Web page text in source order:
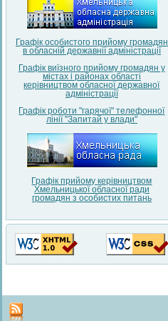
Графік особистого прийому громадян
в обласній державнії адміністрації
Графік виїзного прийому громадян у
містах і районах області
керівництвом обласної державної
адміністрації
Графік роботи "гарячої" телефонної
лінії "Запитай у влади"
Графік прийому керівництвом
Хмельницької обласної ради
громадян з особистих питань